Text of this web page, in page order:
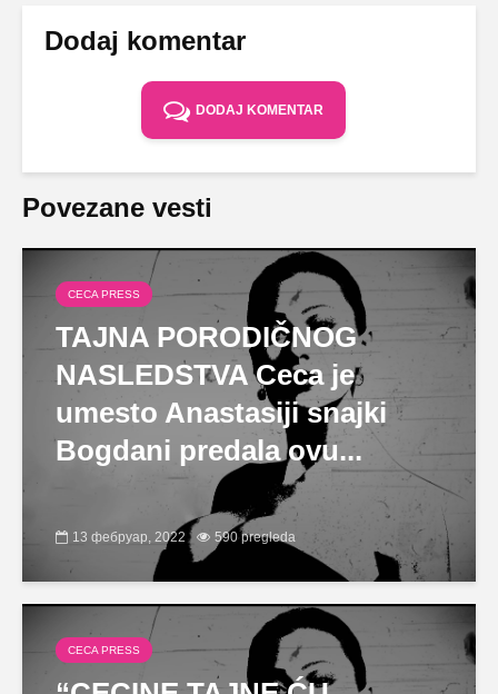
Dodaj komentar
DODAJ KOMENTAR
Povezane vesti
CECA PRESS
TAJNA PORODIČNOG
NASLEDSTVA Ceca je
umesto Anastasiji snajki
Bogdani predala ovu...
13 фебруар, 2022 590 pregleda
CECA PRESS